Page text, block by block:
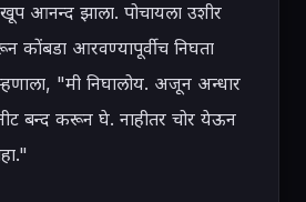
खूप आनन्द झाला. पोचायला उशीर
कोंबडा आरवण्यापूर्वीच निघता
"मी निघालोय. अजून अन्धार
बन्द करून घे. नाहीतर चोर येऊन